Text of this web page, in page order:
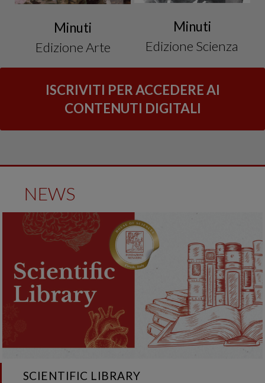
Minuti
Edizione Arte
Minuti
Edizione Scienza
ISCRIVITI PER ACCEDERE AI
CONTENUTI DIGITALI
NEWS
SCIENTIFIC LIBRARY